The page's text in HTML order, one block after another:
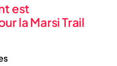
est
la Marsi Trail